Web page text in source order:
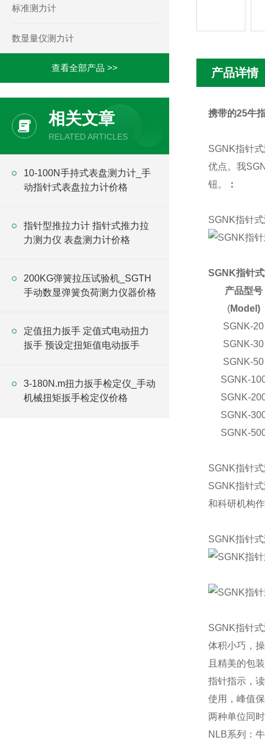
标准测力计
数显量仪测力计
查看全部产品 >>
相关文章
RELATED ARTICLES
10-100N手持式表盘测力计_手
动指针式表盘拉力计价格
指针型推拉力计 指针式推力拉
力测力仪 表盘测力计价格
200KG弹簧拉压试验机_SGTH
手动数显弹簧负荷测力仪器价格
定值扭力扳手 定值式电动扭力
扳手 预设定扭矩值电动扳手
3-180N.m扭力扳手检定仪_手动
机械扭矩扳手检定仪价格
产品详情
携带的25牛
SGNK指针
优点。我
钮。
：
SGNK指针
SGNK指针
产品型号
(Model)
SGNK-20
SGNK-30
SGNK-50
SGNK-
SGNK-
SGNK-
SGNK-
SGNK指针
SGNK指针
和科研机构
SGNK指针
SGNK指针
体积小巧，
且精美的包
指针指示，
使用，峰值
两种单位同
NLB系列：